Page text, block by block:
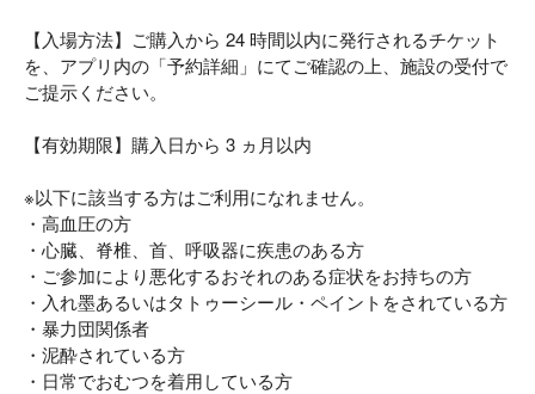
【入場方法】ご購入から 24 時間以内に発行されるチケット
を、アプリ内の「予約詳細」にてご確認の上、施設の受付で
ご提示ください。
【有効期限】購入日から 3 ヵ月以内
※以下に該当する方はご利用になれません。
・高血圧の方
・心臓、脊椎、首、呼吸器に疾患のある方
・ご参加により悪化するおそれのある症状をお持ちの方
・入れ墨あるいはタトゥーシール・ペイントをされている方
・暴力団関係者
・泥酔されている方
・日常でおむつを着用している方